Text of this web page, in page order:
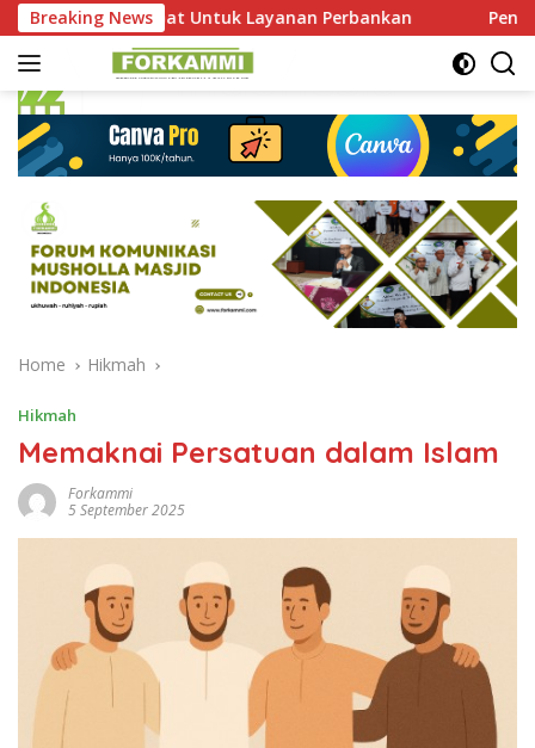
Skip
to
content
Breaking News
Dekat dan Cepat Untuk Layanan Perbankan
Home Hikmah
Hikmah
Memaknai Persatuan dalam Islam
Forkammi
5 September 2025